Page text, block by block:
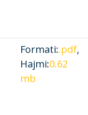
Formati:.pdf,
Hajmi:0.62
mb